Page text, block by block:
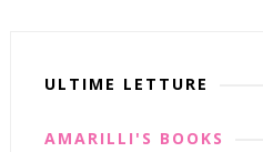
ULTIME LETTURE
AMARILLI'S BOOKS